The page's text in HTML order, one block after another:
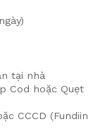
tại nhà
Cod hoặc Quẹt
CCCD (Fundiin